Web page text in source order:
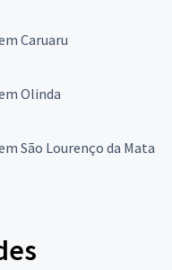
Caruaru
Olinda
São Lourenço da Mata